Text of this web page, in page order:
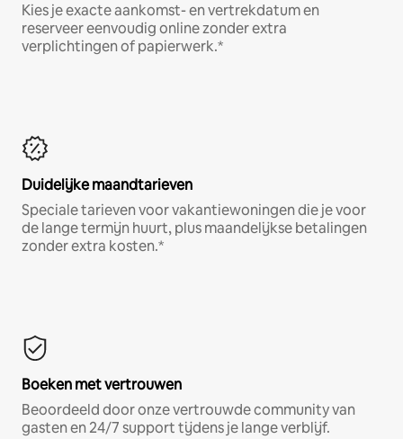
Kies je exacte aankomst- en vertrekdatum en
reserveer eenvoudig online zonder extra
verplichtingen of papierwerk.*
Duidelijke maandtarieven
Speciale tarieven voor vakantiewoningen die je voor
de lange termijn huurt, plus maandelijkse betalingen
zonder extra kosten.*
Boeken met vertrouwen
Beoordeeld door onze vertrouwde community van
gasten en 24/7 support tijdens je lange verblijf.